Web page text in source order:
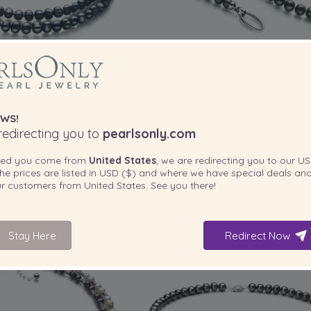
TAMAÑO DE LA PERLA:
Perla de Agua Dulce de
a 7mm en color Negro
199,00 €
calidad A de 8 a 9mm en color
195,00
you to pearlsonly.com
you come from United States, we are redirecting you to our US
prices are listed in USD ($) and where we have special deals
customers from United States. See you there!
Stay Here Redirect Now